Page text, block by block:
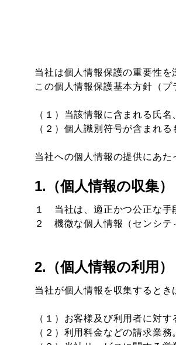
当社は個人情報保護の重要性
この個人情報保護基本方針（
（１）当該情報に含まれる氏
（２）個人識別符号が含まれる
当社への個人情報の提供にあた
1.（個人情報の収集）
１ 当社は、適正かつ公正な手
２ 機微な個人情報（センシテ
2.（個人情報の利用）
当社が個人情報を収集するとき
（１）お客様及び利用者に対
（２）利用料金などの請求業務